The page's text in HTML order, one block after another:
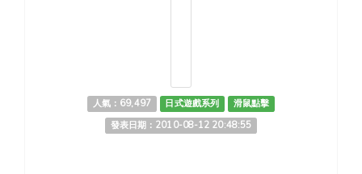
人氣：69,497 日式遊戲系列
滑鼠點擊
發表日期：2010-08-12 20:48:55